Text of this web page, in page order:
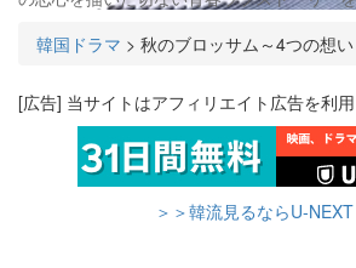
韓国ドラマ > 秋のブロッサム～4つの想い
[広告] 当サイトはアフィリエイト広告を利用
＞＞韓流見るならU-NEXT